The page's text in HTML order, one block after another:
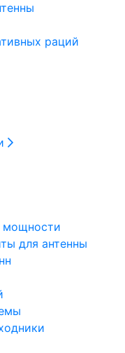
раций
мощности
для антенны